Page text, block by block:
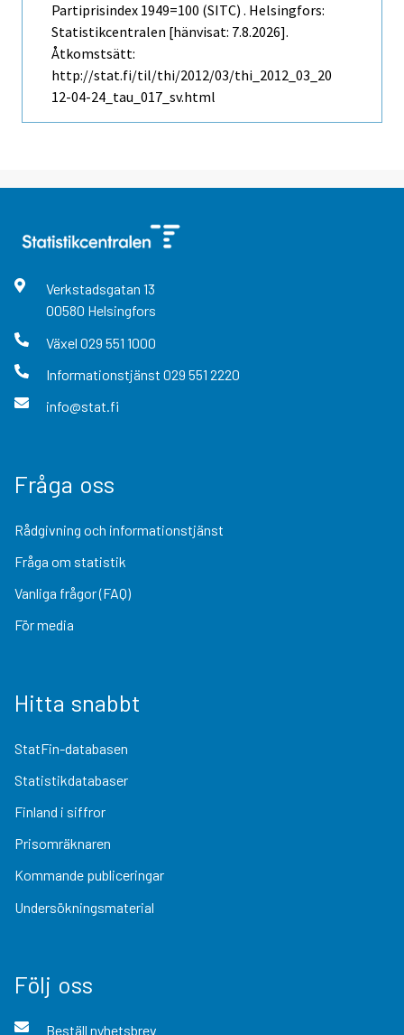
Partiprisindex 1949=100 (SITC) . Helsingfors:
Statistikcentralen [hänvisat: 7.8.2026].
Åtkomstsätt:
http://stat.fi/til/thi/2012/03/thi_2012_03_20
12-04-24_tau_017_sv.html
Verkstadsgatan 13
00580 Helsingfors
Växel 029 551 1000
Informationstjänst 029 551 2220
info@stat.fi
Fråga oss
Rådgivning och informationstjänst
Fråga om statistik
Vanliga frågor (FAQ)
För media
Hitta snabbt
StatFin-databasen
Statistikdatabaser
Finland i siffror
Prisomräknaren
Kommande publiceringar
Undersökningsmaterial
Följ oss
Beställ nyhetsbrev